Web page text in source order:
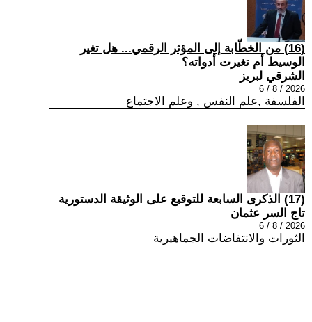
(16) من الخطّابة إلى المؤثر الرقمي... هل تغير
الوسيط أم تغيرت أدواته؟
الشرقي لبريز
2026 / 8 / 6
الفلسفة ,علم النفس , وعلم الاجتماع
(17) الذكرى السابعة للتوقيع على الوثيقة الدستورية
تاج السر عثمان
2026 / 8 / 6
الثورات والانتفاضات الجماهيرية